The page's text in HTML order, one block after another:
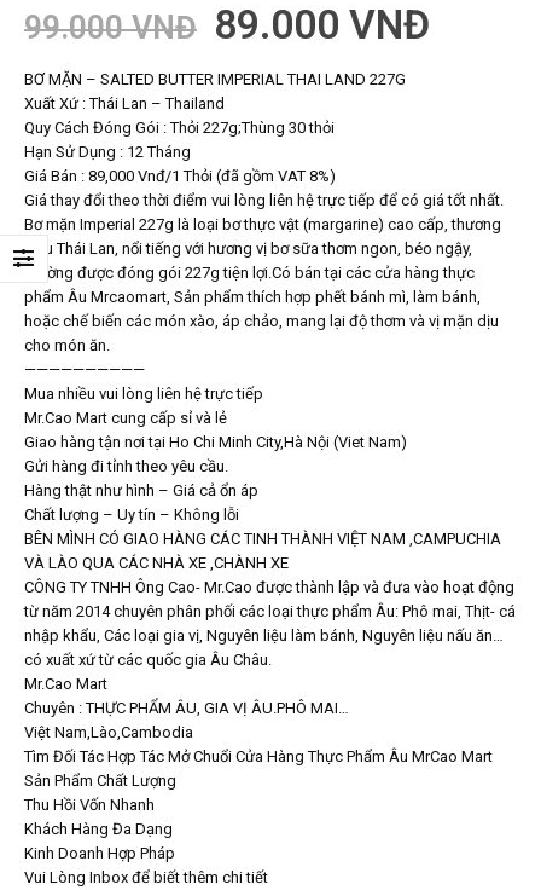
99.000VNĐ 89.000 VNĐ
BƠ MẶN – SALTED BUTTER IMPERIAL THAI LAND 227G
Xuất Xứ : Thái Lan – Thailand
Quy Cách Đóng Gói : Thỏi 227g;Thùng 30 thỏi
Hạn Sử Dụng : 12 Tháng
Giá Bán : 89,000 Vnđ/1 Thỏi (đã gồm VAT 8%)
Giá thay đổi theo thời điểm vui lòng liên hệ trực tiếp để có giá tốt nhất.
Bơ mặn Imperial 227g là loại bơ thực vật (margarine) cao cấp, thương
hiệu Thái Lan, nổi tiếng với hương vị bơ sữa thơm ngon, béo ngậy,
thường được đóng gói 227g tiện lợi.Có bán tại các cửa hàng thực
phẩm Âu Mrcaomart, Sản phẩm thích hợp phết bánh mì, làm bánh,
hoặc chế biến các món xào, áp chảo, mang lại độ thơm và vị mặn dịu
cho món ăn.
——————————
Mua nhiều vui lòng liên hệ trực tiếp
Mr.Cao Mart cung cấp sỉ và lẻ
Giao hàng tận nơi tại Ho Chi Minh City,Hà Nội (Viet Nam)
Gửi hàng đi tỉnh theo yêu cầu.
Hàng thật như hình – Giá cả ổn áp
Chất lượng – Uy tín – Không lỗi
BÊN MÌNH CÓ GIAO HÀNG CÁC TINH THÀNH VIỆT NAM ,CAMPUCHIA
VÀ LÀO QUA CÁC NHÀ XE ,CHÀNH XE
CÔNG TY TNHH Ông Cao- Mr.Cao được thành lập và đưa vào hoạt động
từ năm 2014 chuyên phân phối các loại thực phẩm Âu: Phô mai, Thịt- cá
nhập khẩu, Các loại gia vị, Nguyên liệu làm bánh, Nguyên liệu nấu ăn…
có xuất xứ từ các quốc gia Âu Châu.
Mr.Cao Mart
Chuyên : THỰC PHẨM ÂU, GIA VỊ ÂU.PHÔ MAI…
Việt Nam,Lào,Cambodia
Tìm Đối Tác Hợp Tác Mở Chuổi Cửa Hàng Thực Phẩm Âu MrCao Mart
Sản Phẩm Chất Lượng
Thu Hồi Vốn Nhanh
Khách Hàng Đa Dạng
Kinh Doanh Hợp Pháp
Vui Lòng Inbox để biết thêm chi tiết